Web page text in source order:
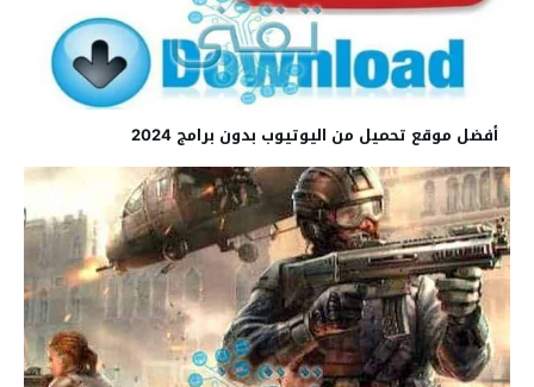
أفضل موقع تحميل من اليوتيوب بدون برامج 2024